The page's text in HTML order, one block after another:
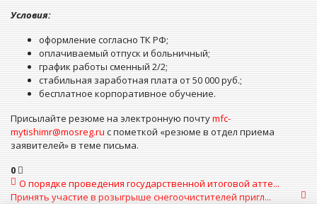
Условия:
оформление согласно ТК РФ;
оплачиваемый отпуск и больничный;
график работы сменный 2/2;
стабильная заработная плата от 50 000 руб.;
бесплатное корпоративное обучение.
Присылайте резюме на электронную почтуmfc-
mytishimr@mosreg.ru с пометкой «резюме в отдел приема
заявителей» в теме письма.
0
О порядке проведения государственной итоговой атте...
Принять участие в розыгрыше снегоочистителей пригл...